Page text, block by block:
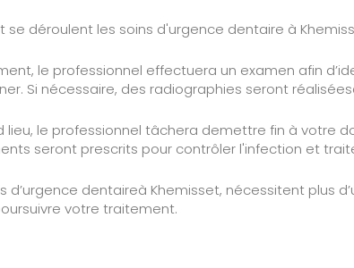
se déroulent les soins d'urgence dentaire à
le professionnel effectuera un examen afin
Si nécessaire, des radiographies seront
lieu, le professionnel tâchera demettre fin à votre
seront prescrits pour contrôler l'infection et
d’urgence dentaireà Khemisset, nécessitent plus
votre traitement.